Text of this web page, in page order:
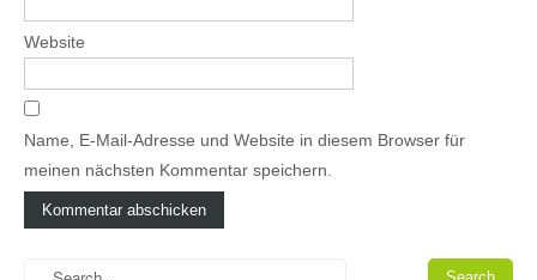
Website
Name, E-Mail-Adresse und Website in diesem Browser für
meinen nächsten Kommentar speichern.